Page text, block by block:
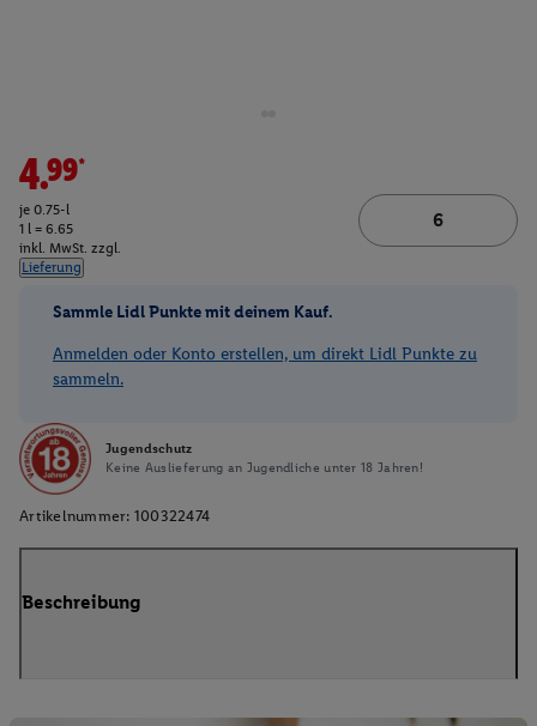
4.99*
je 0.75-l
1 l = 6.65
inkl. MwSt. zzgl.
Lieferung
Sammle Lidl Punkte mit deinem Kauf.
Anmelden oder Konto erstellen, um direkt Lidl Punkte zu
sammeln.
Jugendschutz
Keine Auslieferung an Jugendliche unter 18 Jahren!
Artikelnummer: 100322474
Beschreibung